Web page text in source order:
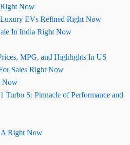
Now
EVs Refined Right Now
In India Right Now
MPG, and Highlights In US
Sales Right Now
Now
Turbo S: Pinnacle of Performance and
Right Now